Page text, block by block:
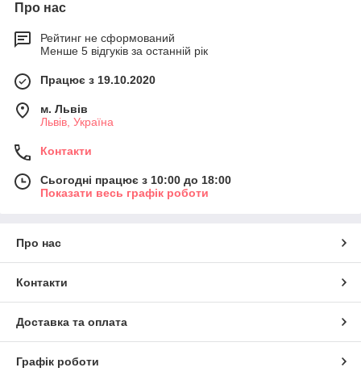
Про нас
Рейтинг не сформований
Менше 5 відгуків за останній рік
Працює з 19.10.2020
м. Львів
Львів, Україна
Контакти
Сьогодні працює з 10:00 до 18:00
Показати весь графік роботи
Про нас
Контакти
Доставка та оплата
Графік роботи